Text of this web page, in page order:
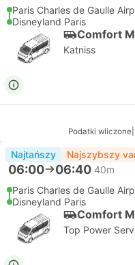
Paris Charles de Gaulle
Disneyland Paris
Comfort
Katniss
Podatki wliczone
Najtańszy Najszybszy
06:00 06:40 40m
Paris Charles de Gaulle
Disneyland Paris
Comfort
Top Power